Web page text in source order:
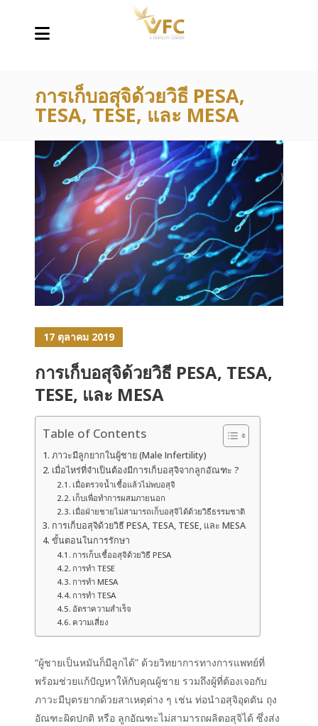
การเก็บอสุจิด้วยวิธี PESA,
TESA, TESE, และ MESA
17 ตุลาคม 2019
การเก็บอสุจิด้วยวิธี PESA, TESA,
TESE, และ MESA
Table of Contents
ภาวะมีลูกยากในผู้ชาย (Male Infertility)
เมื่อไหร่ที่จำเป็นต้องมีการเก็บอสุจิจากลูกอัณฑะ ?
เมื่อตรวจน้ำเชื้อแล้วไม่พบอสุจิ
เก็บเพื่อทำการผสมภายนอก
เมื่อฝ่ายชายไม่สามารถเก็บอสุจิได้ด้วยวิธีธรรมชาติ
การเก็บอสุจิด้วยวิธี PESA, TESA, TESE, และ MESA
ขั้นตอนในการรักษา
การเก็บเชื้ออสุจิด้วยวิธี PESA
การทำ TESE
การทำ MESA
การทำ TESA
อัตราความสำเร็จ
ความเสี่ยง
“ผู้ชายเป็นหมันก็มีลูกได้” ด้วยวิทยาการทางการแพทย์ที่
พร้อมช่วยแก้ปัญหาให้กับคุณผู้ชาย รวมถึงผู้ที่ต้องเจอกับ
ภาวะมีบุตรยากด้วยสาเหตุต่าง ๆ เช่น ท่อนำอสุจิอุดตัน ถุง
อัณฑะผิดปกติ หรือ ลูกอัณฑะไม่สามารถผลิตอสุจิได้ ซึ่งส่ง